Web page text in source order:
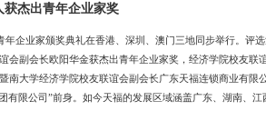
获杰出青年企业家奖
年企业家颁奖典礼在香港、深圳、澳门三地同步举行。
会副会长欧阳华金获杰出青年企业家奖，经济学院校友
南大学经济学院校友联谊会副会长广东天福连锁商业有
有限公司”前身。如今天福的发展区域涵盖广东、湖南、